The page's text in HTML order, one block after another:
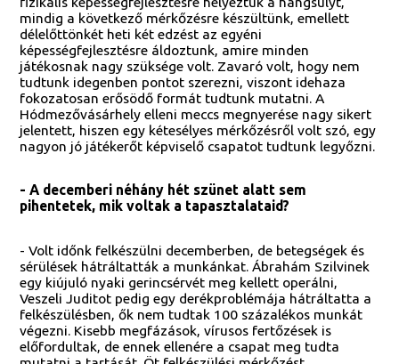
mindig a következő mérkőzésre készültünk, emellett
délelőttönkét heti két edzést az egyéni
képességfejlesztésre áldoztunk, amire minden
játékosnak nagy szüksége volt. Zavaró volt, hogy nem
tudtunk idegenben pontot szerezni, viszont idehaza
fokozatosan erősödő formát tudtunk mutatni. A
Hódmezővásárhely elleni meccs megnyerése nagy sikert
jelentett, hiszen egy kétesélyes mérkőzésről volt szó, egy
nagyon jó játékerőt képviselő csapatot tudtunk legyőzni.
- A decemberi néhány hét szünet alatt sem
pihentetek, mik voltak a tapasztalataid?
- Volt időnk felkészülni decemberben, de betegségek és
sérülések hátráltatták a munkánkat. Ábrahám Szilvinek
egy kiújuló nyaki gerincsérvét meg kellett operálni,
Veszeli Juditot pedig egy derékproblémája hátráltatta a
felkészülésben, ők nem tudtak 100 százalékos munkát
végezni. Kisebb megfázások, vírusos fertőzések is
előfordultak, de ennek ellenére a csapat meg tudta